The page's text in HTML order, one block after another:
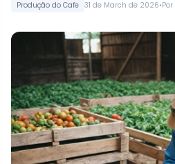
Produção do Cafe 31 de March de 2026•Por